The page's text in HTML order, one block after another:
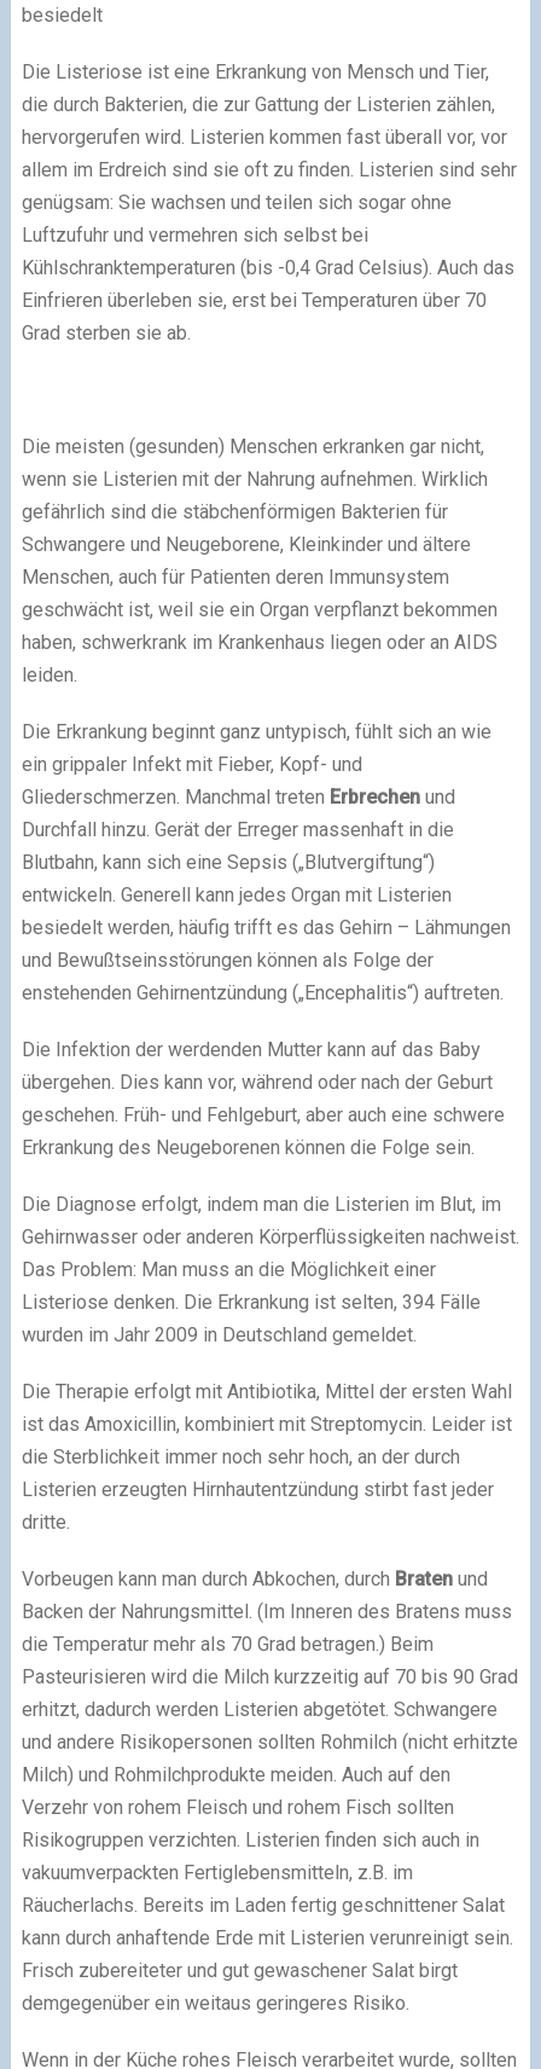
besiedelt
Die Listeriose ist eine Erkrankung von Mensch und Tier,
die durch Bakterien, die zur Gattung der Listerien zählen,
hervorgerufen wird. Listerien kommen fast überall vor, vor
allem im Erdreich sind sie oft zu finden. Listerien sind sehr
genügsam: Sie wachsen und teilen sich sogar ohne
Luftzufuhr und vermehren sich selbst bei
Kühlschranktemperaturen (bis -0,4 Grad Celsius). Auch das
Einfrieren überleben sie, erst bei Temperaturen über 70
Grad sterben sie ab.
Die meisten (gesunden) Menschen erkranken gar nicht,
wenn sie Listerien mit der Nahrung aufnehmen. Wirklich
gefährlich sind die stäbchenförmigen Bakterien für
Schwangere und Neugeborene, Kleinkinder und ältere
Menschen, auch für Patienten deren Immunsystem
geschwächt ist, weil sie ein Organ verpflanzt bekommen
haben, schwerkrank im Krankenhaus liegen oder an AIDS
leiden.
Die Erkrankung beginnt ganz untypisch, fühlt sich an wie
ein grippaler Infekt mit Fieber, Kopf- und
Gliederschmerzen. Manchmal treten Erbrechenund
Durchfall hinzu. Gerät der Erreger massenhaft in die
Blutbahn, kann sich eine Sepsis („Blutvergiftung“)
entwickeln. Generell kann jedes Organ mit Listerien
besiedelt werden, häufig trifft es das Gehirn – Lähmungen
und Bewußtseinsstörungen können als Folge der
enstehenden Gehirnentzündung („Encephalitis“) auftreten.
Die Infektion der werdenden Mutter kann auf das Baby
übergehen. Dies kann vor, während oder nach der Geburt
geschehen. Früh- und Fehlgeburt, aber auch eine schwere
Erkrankung des Neugeborenen können die Folge sein.
Die Diagnose erfolgt, indem man die Listerien im Blut, im
Gehirnwasser oder anderen Körperflüssigkeiten nachweist.
Das Problem: Man muss an die Möglichkeit einer
Listeriose denken. Die Erkrankung ist selten, 394 Fälle
wurden im Jahr 2009 in Deutschland gemeldet.
Die Therapie erfolgt mit Antibiotika, Mittel der ersten Wahl
ist das Amoxicillin, kombiniert mit Streptomycin. Leider ist
die Sterblichkeit immer noch sehr hoch, an der durch
Listerien erzeugten Hirnhautentzündung stirbt fast jeder
dritte.
Vorbeugen kann man durch Abkochen, durch Bratenund
Backen der Nahrungsmittel. (Im Inneren des Bratens muss
die Temperatur mehr als 70 Grad betragen.) Beim
Pasteurisieren wird die Milch kurzzeitig auf 70 bis 90 Grad
erhitzt, dadurch werden Listerien abgetötet. Schwangere
und andere Risikopersonen sollten Rohmilch (nicht erhitzte
Milch) und Rohmilchprodukte meiden. Auch auf den
Verzehr von rohem Fleisch und rohem Fisch sollten
Risikogruppen verzichten. Listerien finden sich auch in
vakuumverpackten Fertiglebensmitteln, z.B. im
Räucherlachs. Bereits im Laden fertig geschnittener Salat
kann durch anhaftende Erde mit Listerien verunreinigt sein.
Frisch zubereiteter und gut gewaschener Salat birgt
demgegenüber ein weitaus geringeres Risiko.
Wenn in der Küche rohes Fleisch verarbeitet wurde, sollten